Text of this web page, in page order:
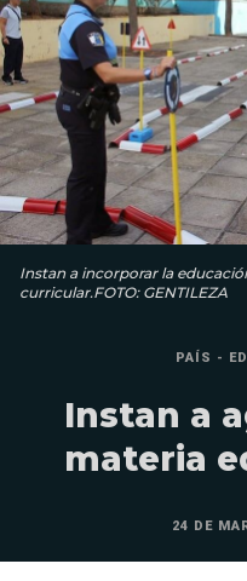
Instan a incorporar la
curricular.FOTO: GENTILEZA
PAÍS -
Instan a
materia
24 DE